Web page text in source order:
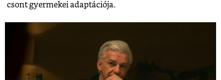
csont gyermekei adaptációja.